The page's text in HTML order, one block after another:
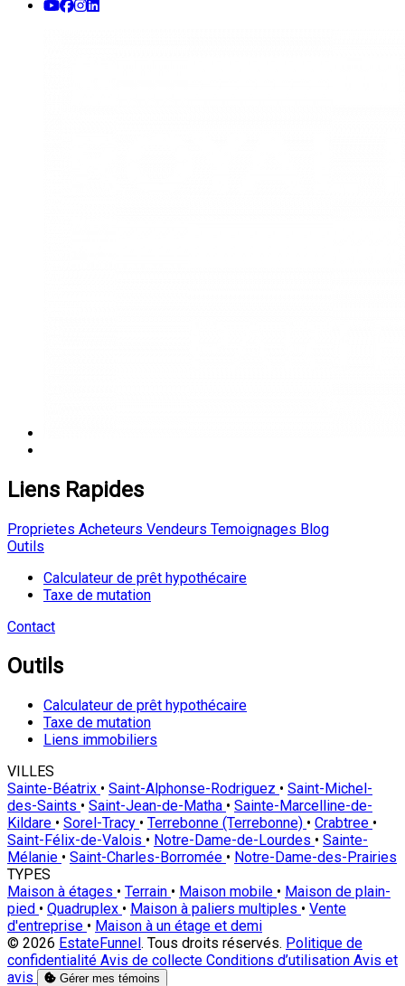
Liens Rapides
Proprietes Acheteurs Vendeurs Temoignages Blog
Outils
Calculateur de prêt hypothécaire
Taxe de mutation
Contact
Outils
Calculateur de prêt hypothécaire
Taxe de mutation
Liens immobiliers
VILLES
Sainte-Béatrix • Saint-Alphonse-Rodriguez • Saint-Michel-
des-Saints • Saint-Jean-de-Matha • Sainte-Marcelline-de-
Kildare • Sorel-Tracy • Terrebonne (Terrebonne) • Crabtree •
Saint-Félix-de-Valois • Notre-Dame-de-Lourdes • Sainte-
Mélanie • Saint-Charles-Borromée • Notre-Dame-des-Prairies
TYPES
Maison à étages • Terrain • Maison mobile • Maison de plain-
pied • Quadruplex • Maison à paliers multiples • Vente
d'entreprise • Maison à un étage et demi
© 2026 EstateFunnel. Tous droits réservés. Politique de
confidentialité Avis de collecte Conditions d’utilisation Avis et
avis
Gérer mes témoins